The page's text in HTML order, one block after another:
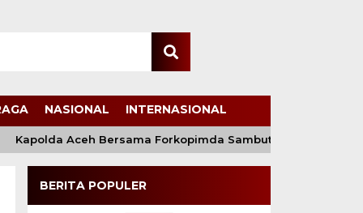
NASIONAL INTERNASIONAL
Aceh Bersama Forkopimda Sambut Kunjungan Kerja
BERITA POPULER